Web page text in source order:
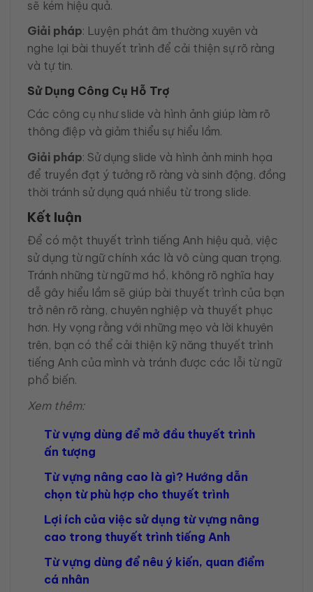
sẽ kém hiệu quả.
Giải pháp: Luyện phát âm thường xuyên và
nghe lại bài thuyết trình để cải thiện sự rõ ràng
và tự tin.
Sử Dụng Công Cụ Hỗ Trợ
Các công cụ như slide và hình ảnh giúp làm rõ
thông điệp và giảm thiểu sự hiểu lầm.
Giải pháp: Sử dụng slide và hình ảnh minh họa
để truyền đạt ý tưởng rõ ràng và sinh động, đồng
thời tránh sử dụng quá nhiều từ trong slide.
Kết luận
Để có một thuyết trình tiếng Anh hiệu quả, việc
sử dụng từ ngữ chính xác là vô cùng quan trọng.
Tránh những từ ngữ mơ hồ, không rõ nghĩa hay
dễ gây hiểu lầm sẽ giúp bài thuyết trình của bạn
trở nên rõ ràng, chuyên nghiệp và thuyết phục
hơn. Hy vọng rằng với những mẹo và lời khuyên
trên, bạn có thể cải thiện kỹ năng thuyết trình
tiếng Anh của mình và tránh được các lỗi từ ngữ
phổ biến.
Xem thêm:
Từ vựng dùng để mở đầu thuyết trình
ấn tượng
Từ vựng nâng cao là gì? Hướng dẫn
chọn từ phù hợp cho thuyết trình
Lợi ích của việc sử dụng từ vựng nâng
cao trong thuyết trình tiếng Anh
Từ vựng dùng để nêu ý kiến, quan điểm
cá nhân